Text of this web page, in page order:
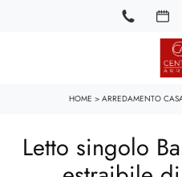
HOME > ARREDAMENTO
Letto singolo